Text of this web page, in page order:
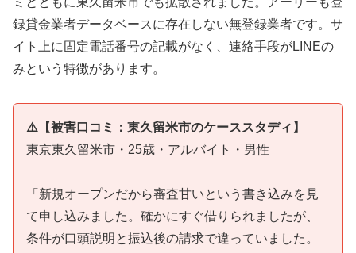
録貸金業者データベースに存在しない無登録業者です。サ
イト上に固定電話番号の記載がなく、連絡手段がLINEの
みという特徴があります。
⚠️【被害口コミ：東久留米市のケーススタディ】
東京東久留米市・25歳・アルバイト・男性
「新規オープンだから審査甘いという書き込みを見
て申し込みました。確かにすぐ借りられましたが、
条件が口頭説明と振込後の請求で違っていました。